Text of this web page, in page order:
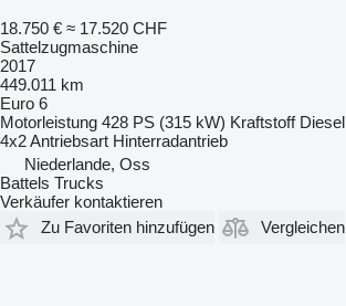
18.750 € ≈ 17.520 CHF
Sattelzugmaschine
2017
449.011 km
Euro 6
Motorleistung 428 PS (315 kW) Kraftstoff Diesel
4x2Antriebsart Hinterradantrieb
Niederlande, Oss
Battels Trucks
Verkäufer kontaktieren
Zu Favoriten hinzufügen
Vergleichen